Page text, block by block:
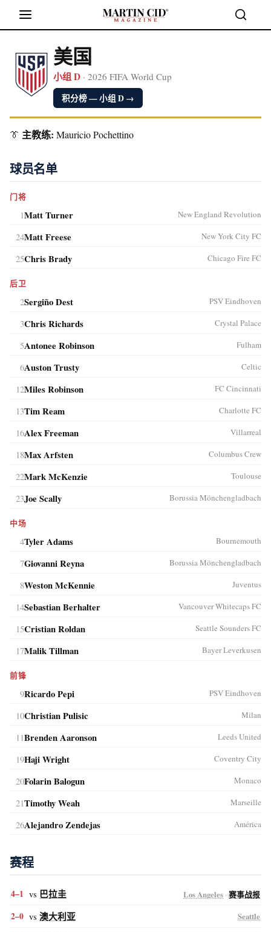
美国
小组 D · 2026 FIFA World Cup
积分榜 — 小组 D →
👔 主教练: Mauricio Pochettino
球员名单
门将
1Matt Turner New England Revolution
24Matt Freese New York City FC
25Chris Brady Chicago Fire FC
后卫
2Sergiño Dest PSV Eindhoven
3Chris Richards Crystal Palace
5Antonee Robinson Fulham
6Auston Trusty Celtic
12Miles Robinson FC Cincinnati
13Tim Ream Charlotte FC
16Alex Freeman Villarreal
18Max Arfsten Columbus Crew
22Mark McKenzie Toulouse
23Joe Scally Borussia Mönchengladbach
中场
4Tyler Adams Bournemouth
7Giovanni Reyna Borussia Mönchengladbach
8Weston McKennie Juventus
14Sebastian Berhalter Vancouver Whitecaps FC
15Cristian Roldan Seattle Sounders FC
17Malik Tillman Bayer Leverkusen
前锋
9Ricardo Pepi PSV Eindhoven
10Christian Pulisic Milan
11Brenden Aaronson Leeds United
19Haji Wright Coventry City
20Folarin Balogun Monaco
21Timothy Weah Marseille
26Alejandro Zendejas América
赛程
4–1 vs 巴拉圭 Los Angeles · 赛事战报
2–0 vs 澳大利亚 Seattle